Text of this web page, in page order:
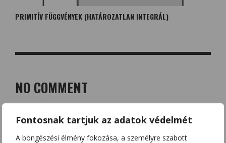
Fontosnak tartjuk az adatok védelmét
A böngészési élmény fokozása, a személyre szabott
PRIMITÍV FÜGGVÉNYEK (HATÁROZATLAN INTEGRÁL)
NO COMMENT
LEAVE A REPLY
Az e-mail címet nem tesszük közzé. A kötelező mezőket